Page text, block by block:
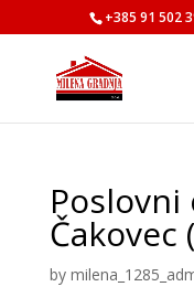
+385 91 502
Poslovni
Čakovec
by